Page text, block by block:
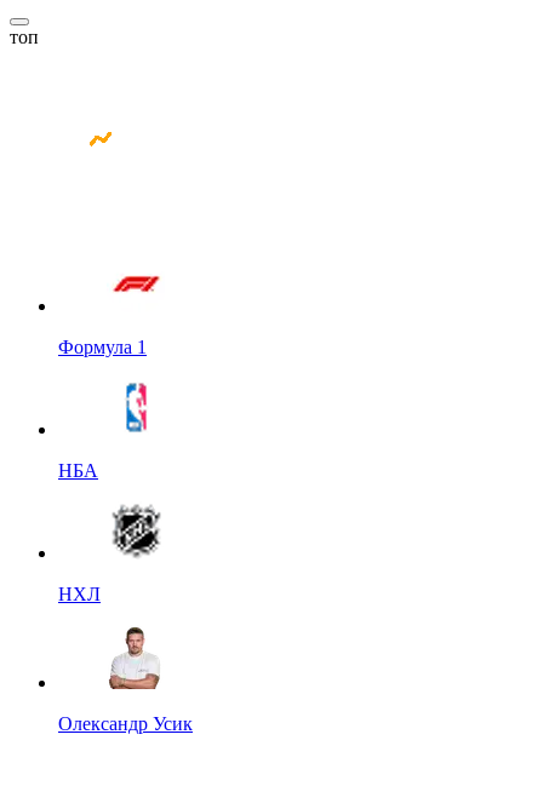
топ
Формула 1
НБА
НХЛ
Олександр Усик